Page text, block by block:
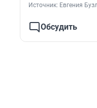
Источник: Евгения
Обсудить